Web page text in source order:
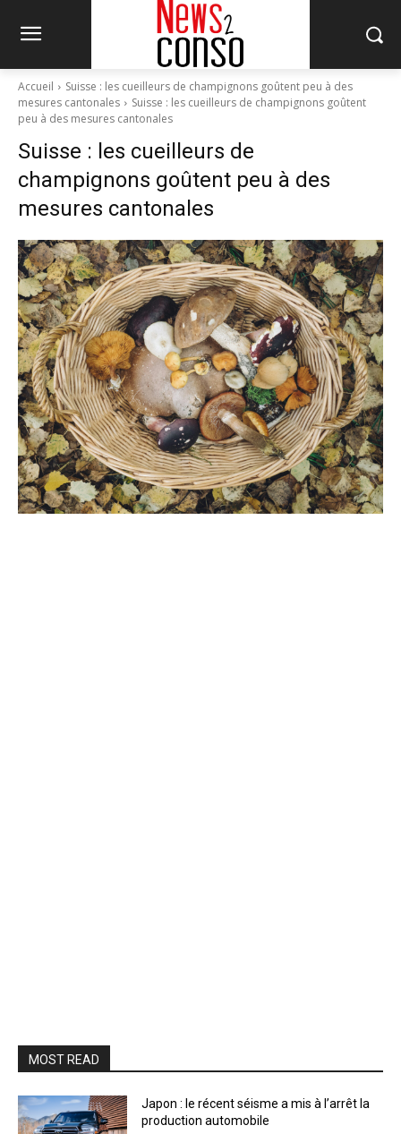
Accueil
Suisse : les cueilleurs de champignons goûtent peu à des
mesures cantonales
Suisse : les cueilleurs de champignons goûtent
peu à des mesures cantonales
Suisse : les cueilleurs de
champignons goûtent peu à des
mesures cantonales
MOST READ
Japon : le récent séisme a mis à l’arrêt la
production automobile